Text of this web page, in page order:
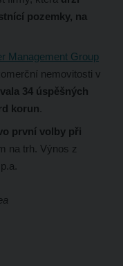
pozemky, na
Management Group
nemovitosti v
34 úspěšných
korun.
první volby při
na trh. Výnos z